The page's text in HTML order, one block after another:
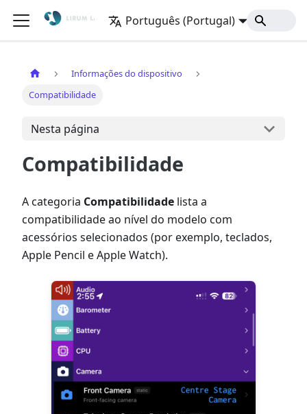
Português (Portugal) Início
Informações do dispositivo
Compatibilidade
Nesta página
Compatibilidade
A categoria Compatibilidade lista a
compatibilidade ao nível do modelo com
acessórios selecionados (por exemplo, teclados,
Apple Pencil e Apple Watch).